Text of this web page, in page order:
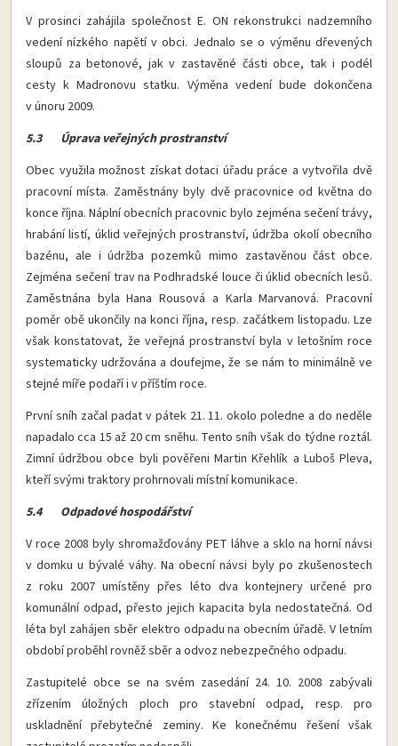
V prosinci zahájila společnost E. ON rekonstrukci nadzemního
vedení nízkého napětí v obci. Jednalo se o výměnu dřevených
sloupů za betonové, jak v zastavěné části obce, tak i podél
cesty k Madronovu statku. Výměna vedení bude dokončena
v únoru 2009.
5.3 Úprava veřejných prostranství
Obec využila možnost získat dotaci úřadu práce a vytvořila dvě
pracovní místa. Zaměstnány byly dvě pracovnice od května do
konce října. Náplní obecních pracovnic bylo zejména sečení trávy,
hrabání listí, úklid veřejných prostranství, údržba okolí obecního
bazénu, ale i údržba pozemků mimo zastavěnou část obce.
Zejména sečení trav na Podhradské louce či úklid obecních lesů.
Zaměstnána byla Hana Rousová a Karla Marvanová. Pracovní
poměr obě ukončily na konci října, resp. začátkem listopadu. Lze
však konstatovat, že veřejná prostranství byla v letošním roce
systematicky udržována a doufejme, že se nám to minimálně ve
stejné míře podaří i v příštím roce.
První sníh začal padat v pátek 21. 11. okolo poledne a do neděle
napadalo cca 15 až 20 cm sněhu. Tento sníh však do týdne roztál.
Zimní údržbou obce byli pověřeni Martin Křehlík a Luboš Pleva,
kteří svými traktory prohrnovali místní komunikace.
5.4 Odpadové hospodářství
V roce 2008 byly shromažďovány PET láhve a sklo na horní návsi
v domku u bývalé váhy. Na obecní návsi byly po zkušenostech
z roku 2007 umístěny přes léto dva kontejnery určené pro
komunální odpad, přesto jejich kapacita byla nedostatečná. Od
léta byl zahájen sběr elektro odpadu na obecním úřadě. V letním
období proběhl rovněž sběr a odvoz nebezpečného odpadu.
Zastupitelé obce se na svém zasedání 24. 10. 2008 zabývali
zřízením úložných ploch pro stavební odpad, resp. pro
uskladnění přebytečné zeminy. Ke konečnému řešení však